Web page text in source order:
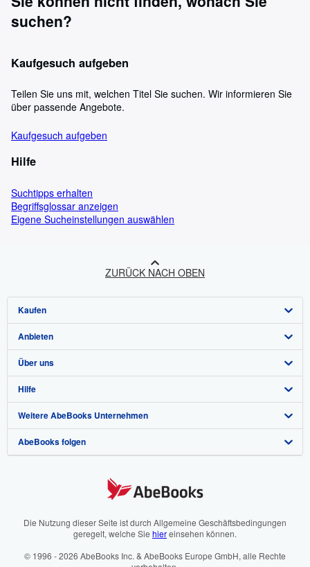
suchen?
Kaufgesuch aufgeben
Teilen Sie uns mit, welchen Titel Sie suchen. Wir informieren Sie
über passende Angebote.
Kaufgesuch aufgeben
Hilfe
Suchtipps erhalten
Begriffsglossar anzeigen
Eigene Sucheinstellungen auswählen
ZURÜCK NACH OBEN
Kaufen
Detailsuche
Sammlungen
Nutzerkonto
Meine Bestellungen
Warenkorb
Anbieten
Verkäufer werden
Partnerprogramm
Empfehlen Sie einen Verkäufer
Über uns
Über uns / Impressum
Presse
Karriere
Cookie-Hinweis
Hilfe
Hilfebereich
Kundenservice
Weitere AbeBooks Unternehmen
AbeBooks.com
AbeBooks.it
AbeBooks folgen
Die Nutzung dieser Seite ist durch Allgemeine Geschäftsbedingungen
geregelt, welche Sie hiereinsehen können.
© 1996 - 2026 AbeBooks Inc. & AbeBooks Europe GmbH, alle Rechte